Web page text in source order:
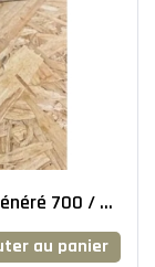
700 / T7
au panier